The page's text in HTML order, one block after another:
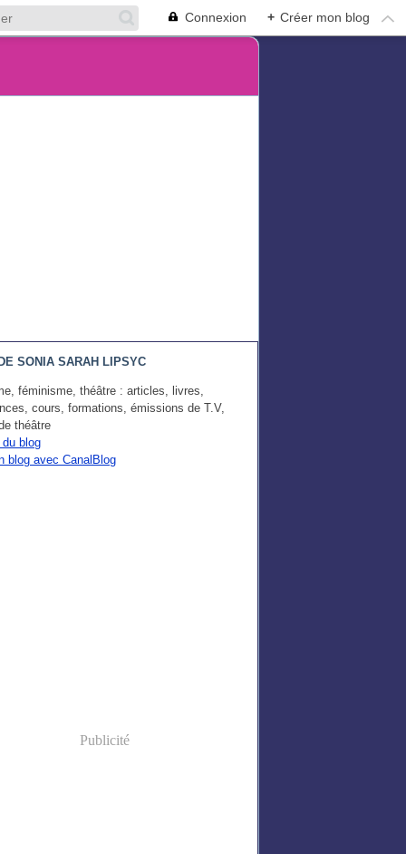
Connexion + Créer mon blog
SONIA SARAH LIPSYC
féminisme, théâtre : articles, livres,
cours, formations, émissions de T.V,
théâtre
blog
blog avec CanalBlog
Publicité